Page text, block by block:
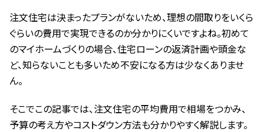
注文住宅は決まったプランがないため、理想の間取りをいくら
ぐらいの費用で実現できるのか分かりにくいですよね。初めて
のマイホームづくりの場合、住宅ローンの返済計画や頭金な
ど、知らないことも多いため不安になる方は少なくありませ
ん。
そこでこの記事では、注文住宅の平均費用で相場をつかみ、
予算の考え方やコストダウン方法も分かりやすく解説します。